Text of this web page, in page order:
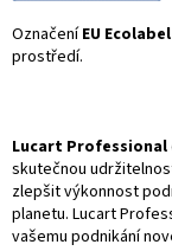
OznačeníEU Ecolabel
prostředí.
Lucart Professional
skutečnou
zlepšit výkonnost
planetu. Lucart
vašemu podnikání